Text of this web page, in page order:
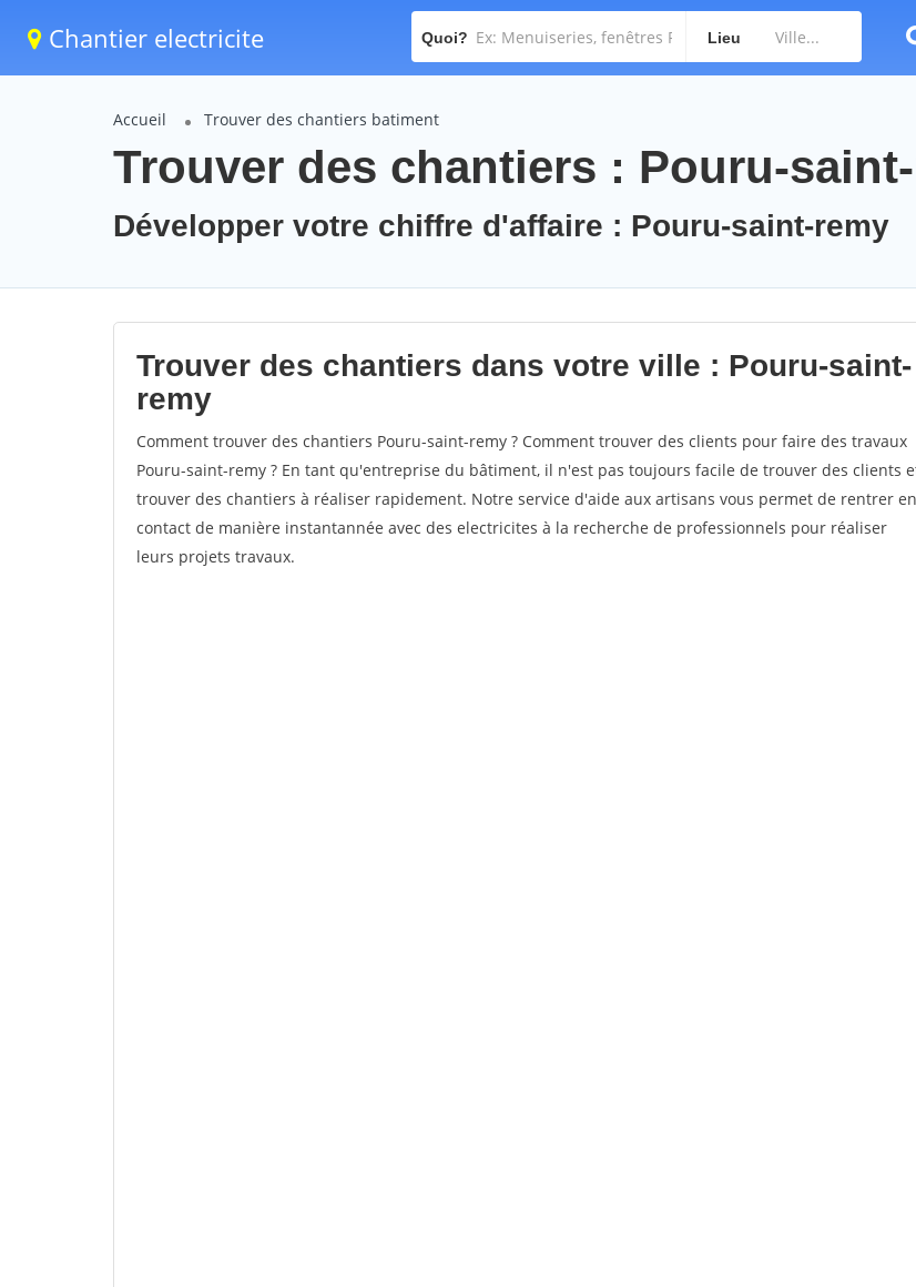
Chantier electricite Quoi? Lieu
Accueil Trouver des chantiers batiment
Trouver des chantiers : Pouru-
Développer votre chiffre d'affaire : Pouru-saint-remy
Trouver des chantiers dans votre ville : Pouru-saint-
remy
Comment trouver des chantiers Pouru-saint-remy ? Comment trouver des clients pour faire des travaux
Pouru-saint-remy ? En tant qu'entreprise du bâtiment, il n'est pas toujours facile de trouver des clients
trouver des chantiers à réaliser rapidement. Notre service d'aide aux artisans vous permet de rentrer en
contact de manière instantannée avec des electricites à la recherche de professionnels pour réaliser
leurs projets travaux.